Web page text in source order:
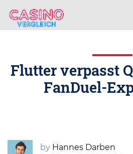
Flutter verpasst
FanDuel-
by Hannes Darben